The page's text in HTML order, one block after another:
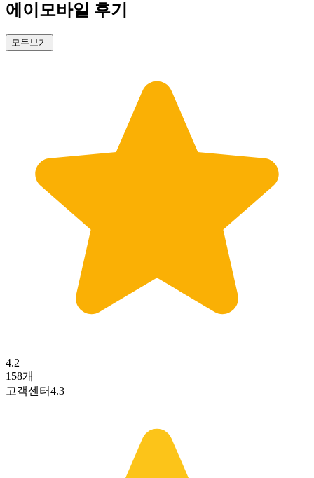
에이모바일 후기
모두보기
4.2
158개
고객센터4.3